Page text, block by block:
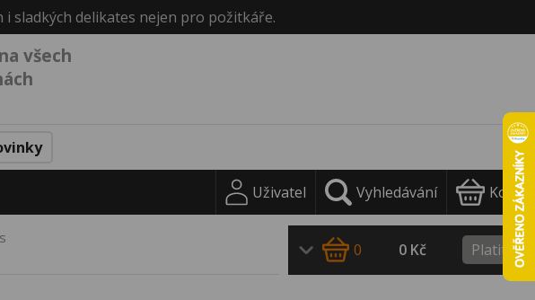
sladkých delikates nejen pro požitkáře.
všech
Uživatel Vyhledávání Košík
0 0 Kč Platit